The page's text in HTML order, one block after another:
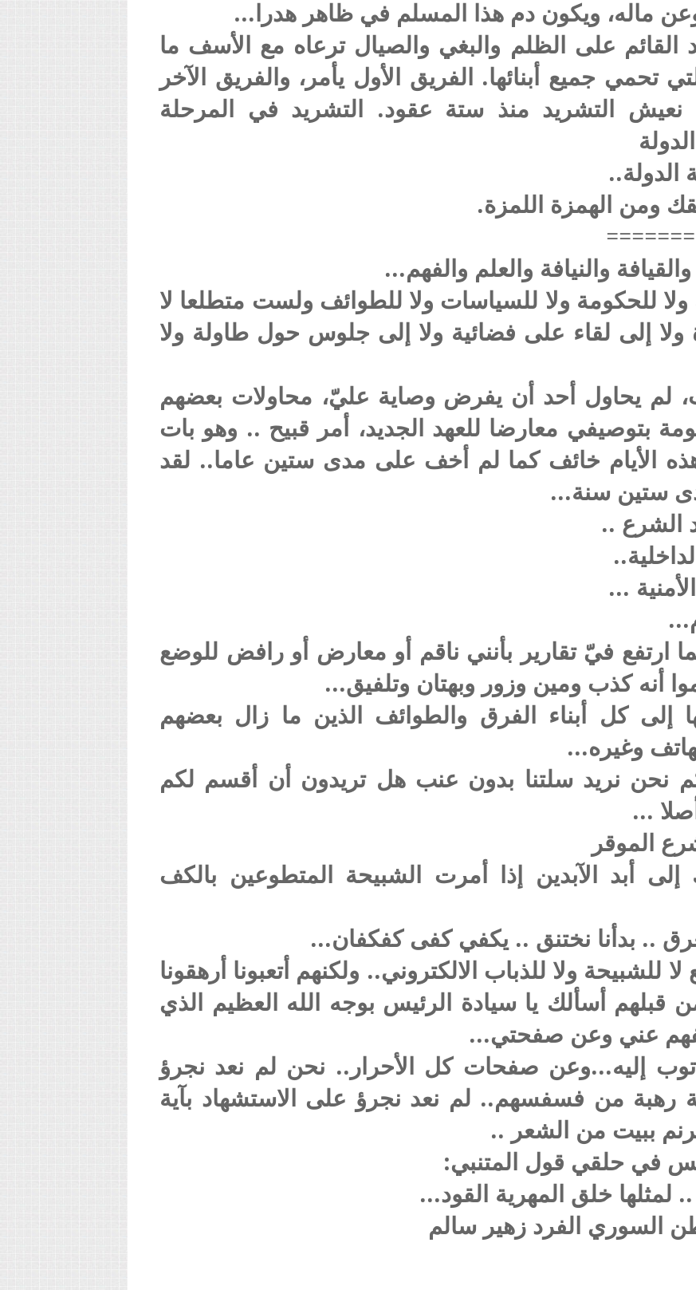
ماله، ويكون دم هذا المسلم في ظاهر هدرا…
على الظلم والبغي والصيال ترعاه مع الأسف ما
تحمي جميع أبنائها. الفريق الأول يأمر، والفريق الآخر
نعيش التشريد منذ ستة عقود. التشريد في المرحلة
الدولة..
ومن الهمزة اللمزة.
والنيافة والعلم والفهم...
للحكومة ولا للسياسات ولا للطوائف ولست متطلعا لا
ولا إلى لقاء على فضائية ولا إلى جلوس حول طاولة ولا
لم يحاول أحد أن يفرض وصاية عليّ، محاولات بعضهم
بتوصيفي معارضا للعهد الجديد، أمر قبيح .. وهو بات
الأيام خائف كما لم أخف على مدى ستين عاما.. لقد
ستين سنة...
الشرع ..
...
ارتفع فيّ تقارير بأنني ناقم أو معارض أو رافض للوضع
أنه كذب ومين وزور وبهتان وتلفيق...
إلى كل أبناء الفرق والطوائف الذين ما زال بعضهم
وغيره...
نحن نريد سلتنا بدون عنب هل تريدون أن أقسم لكم
...
الموقر
أبد الآبدين إذا أمرت الشبيحة المتطوعين بالكف
.. بدأنا نختنق .. يكفي كفى كفكفان...
للشبيحة ولا للذباب الالكتروني.. ولكنهم أتعبونا أرهقونا
قبلهم أسألك يا سيادة الرئيس بوجه الله العظيم الذي
عني وعن صفحتي...
إليه...وعن صفحات كل الأحرار.. نحن لم نعد نجرؤ
رهبة من فسفسهم.. لم نعد نجرؤ على الاستشهاد بآية
ببيت من الشعر ..
في حلقي قول المتنبي:
لمثلها خلق المهرية القود...
السوري الفرد زهير سالم